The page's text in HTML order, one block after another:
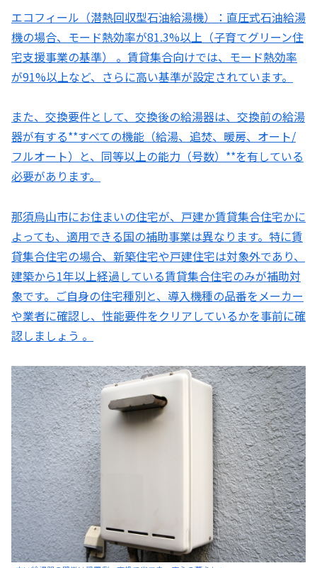
エコフィール（潜熱回収型石油給湯機）：直圧式石油給湯
機の場合、モード熱効率が81.3%以上（子育てグリーン住
宅支援事業の基準） 。賃貸集合向けでは、モード熱効率
が91%以上など、さらに高い基準が設定されています。
また、交換要件として、交換後の給湯器は、交換前の給湯
器が有する**すべての機能（給湯、追焚、暖房、オート/
フルオート）と、同等以上の能力（号数）**を有している
必要があります。
那須烏山市にお住まいの住宅が、戸建か賃貸集合住宅かに
よっても、適用できる国の補助事業は異なります。特に賃
貸集合住宅の場合、新築住宅や戸建住宅は対象外であり、
建築から1年以上経過している賃貸集合住宅のみが補助対
象です。ご自身の住宅種別と、導入機種の品番をメーカー
や業者に確認し、性能要件をクリアしているかを事前に確
認しましょう 。